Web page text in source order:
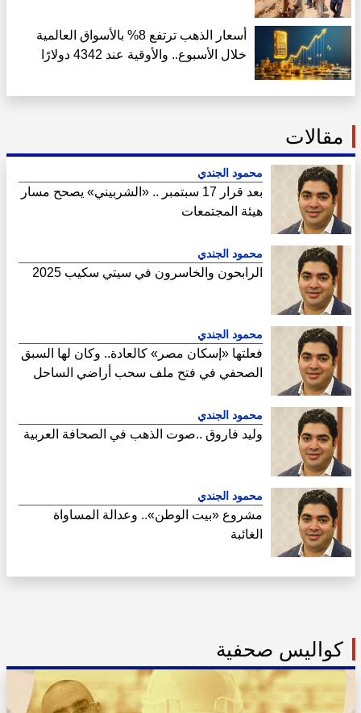
أسعار الذهب ترتفع 8% بالأسواق العالمية
خلال الأسبوع.. والأوقية عند 4342 دولارًا
مقالات
محمود الجندي
بعد قرار 17 سبتمبر .. «الشربيني» يصحح مسار
هيئة المجتمعات
محمود الجندي
الرابحون والخاسرون في سيتي سكيب 2025
محمود الجندي
فعلتها «إسكان مصر» كالعادة.. وكان لها السبق
الصحفي في فتح ملف سحب أراضي الساحل
محمود الجندي
وليد فاروق ..صوت الذهب في الصحافة العربية
محمود الجندي
مشروع «بيت الوطن».. وعدالة المساواة
الغائبة
كواليس صحفية